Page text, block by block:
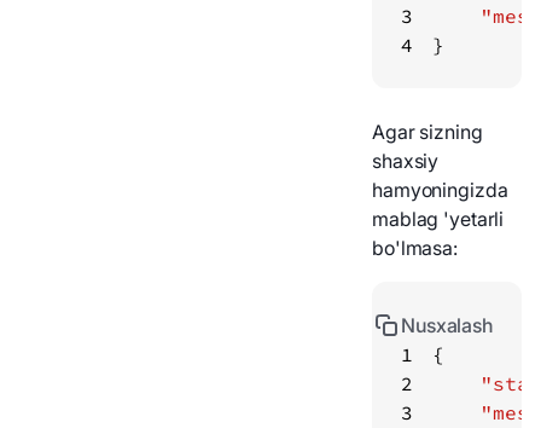
3
4
}
Agar sizning
shaxsiy
hamyoningizda
mablag 'yetarli
bo'lmasa:
1
2
3
Nusxalash